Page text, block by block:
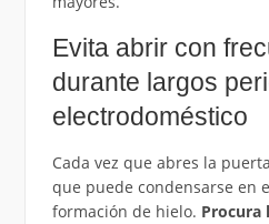
Evita abrir con
durante largos
electrodoméstico
Cada vez que abres la
que puede condensarse en
formación de hielo. Procura